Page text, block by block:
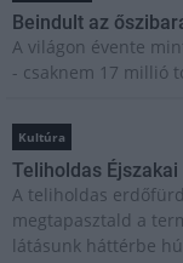
Beindult az
A világon évente
- csaknem 17 millió
Kultúra
Teliholdas
A teliholdas
megtapasztald a
látásunk háttérbe